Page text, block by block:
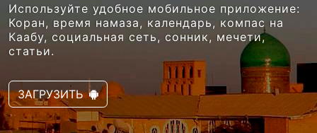
Используйте удобное мобильное приложение:
Коран, время намаза, календарь, компас на
Каабу, социальная сеть, сонник, мечети,
статьи.
ЗАГРУЗИТЬ